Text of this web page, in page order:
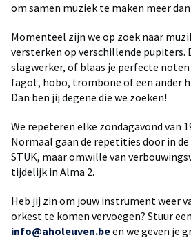
om samen muziek te maken meer
Momenteel zijn we op zoek naar
versterken op verschillende pupiters.
slagwerker, of blaas je perfecte
fagot, hobo, trombone of een ander
Dan ben jij degene die we zoeken!
We repeteren elke zondagavond van
Normaal gaan de repetities door in
STUK, maar omwille van
tijdelijk in Alma 2.
Heb jij zin om jouw instrument weer
orkest te komen vervoegen? Stuur
info@aholeuven.been we geven je